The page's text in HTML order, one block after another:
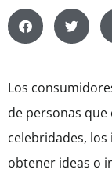
Los
de personas que
celebridades,
obtener ideas o